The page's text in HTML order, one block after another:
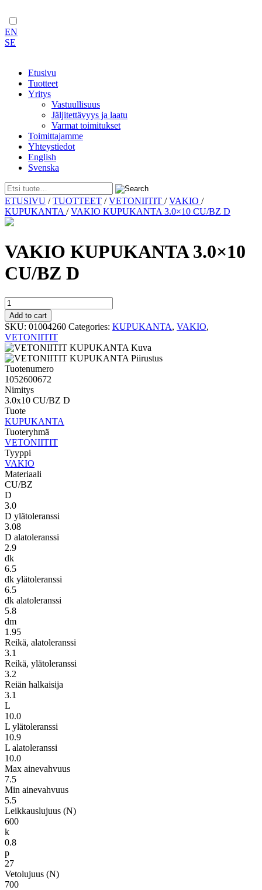
EN
SE
Etusivu
Tuotteet
Yritys
Vastuullisuus
Jäljitettävyys ja laatu
Varmat toimitukset
Toimittajamme
Yhteystiedot
English
Svenska
Skip
to
content
ETUSIVU /TUOTTEET /VETONIITIT /VAKIO /
KUPUKANTA /VAKIO KUPUKANTA 3.0×10 CU/BZ D
VAKIO KUPUKANTA 3.0×10
CU/BZ D
VAKIO
KUPUKANTA
3.0x10
CU/BZ
D
quantity
Add to cart
SKU: 01004260 Categories: KUPUKANTA, VAKIO,
VETONIITIT
Tuotenumero
1052600672
Nimitys
3.0x10 CU/BZ D
Tuote
KUPUKANTA
Tuoteryhmä
VETONIITIT
Tyyppi
VAKIO
Materiaali
CU/BZ
D
3.0
D ylätoleranssi
3.08
D alatoleranssi
2.9
dk
6.5
dk ylätoleranssi
6.5
dk alatoleranssi
5.8
dm
1.95
Reikä, alatoleranssi
3.1
Reikä, ylätoleranssi
3.2
Reiän halkaisija
3.1
L
10.0
L ylätoleranssi
10.9
L alatoleranssi
10.0
Max ainevahvuus
7.5
Min ainevahvuus
5.5
Leikkauslujuus (N)
600
k
0.8
p
27
Vetolujuus (N)
700